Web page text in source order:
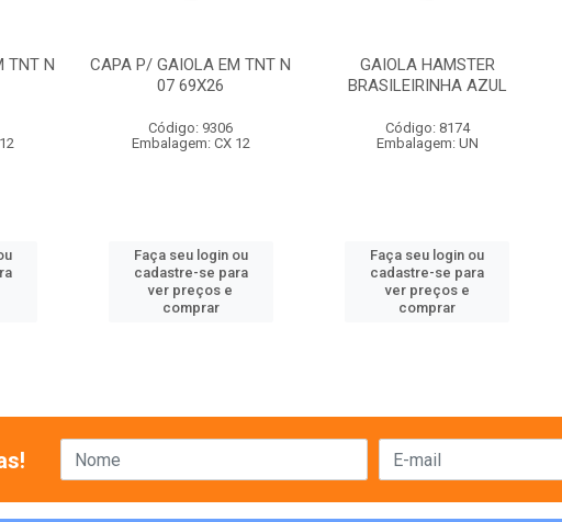
TNT N
CAPA P/ GAIOLA EM TNT N
07 69X26
Código: 9306
Embalagem: CX 12
Faça seu login ou
cadastre-se para
ver preços e
comprar
GAIOLA HAMSTER
BRASILEIRINHA AZUL
Código: 8174
Embalagem: UN
Faça seu login ou
cadastre-se para
ver preços e
comprar